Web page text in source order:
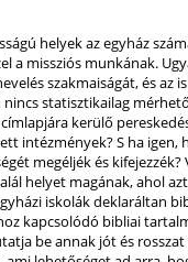
helyek az egyház
a missziós munkának.
szakmaiságát, és
nincs statisztikailag
kerülő
intézmények? S ha
megéljék és
helyet magának, ahol
iskolák deklaráltan
kapcsolódó bibliai
be annak jót és